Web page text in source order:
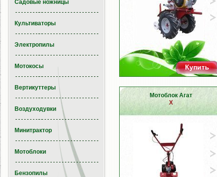
Купить
Мотоблок Агат
X
Садовые ножницы
Культиваторы
Электропилы
Мотокосы
Вертикуттеры
Воздуходувки
Минитрактор
Мотоблоки
Бензопилы